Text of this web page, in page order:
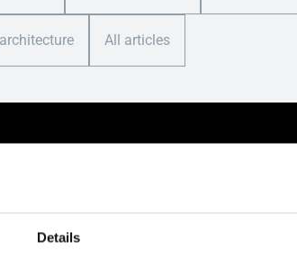
Details
All articles